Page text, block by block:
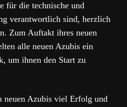
für die technische und
verantwortlich sind, herzlich
Zum Auftakt ihres neuen
alle neuen Azubis ein
um ihnen den Start zu
neuen Azubis viel Erfolg und